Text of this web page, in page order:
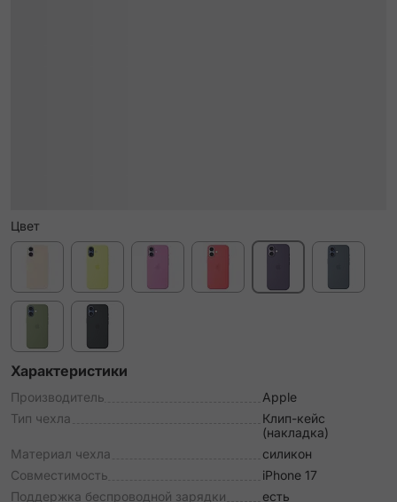
Цвет
Характеристики
Производитель
Apple
Тип чехла
Клип-кейс
(накладка)
Материал чехла
силикон
Совместимость
iPhone 17
Поддержка беспроводной зарядки
есть